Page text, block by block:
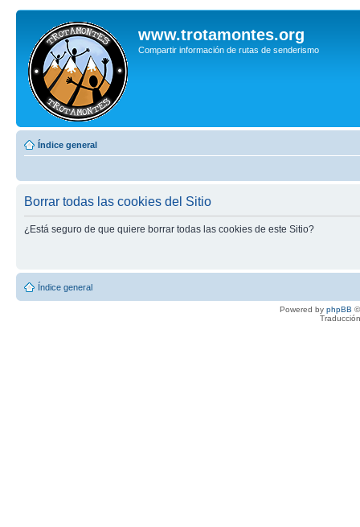
www.trotamontes.org
Compartir información de rutas de senderismo
Índice general
Borrar todas las cookies del Sitio
¿Está seguro de que quiere borrar todas las cookies de este Sitio?
Índice general
Powered by phpBB